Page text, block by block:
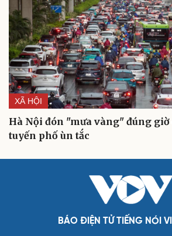
XÃ HỘI
Hà Nội đón "mưa vàng" đúng giờ
tuyến phố ùn tắc
BÁO ĐIỆN TỬ TIẾNG NÓI